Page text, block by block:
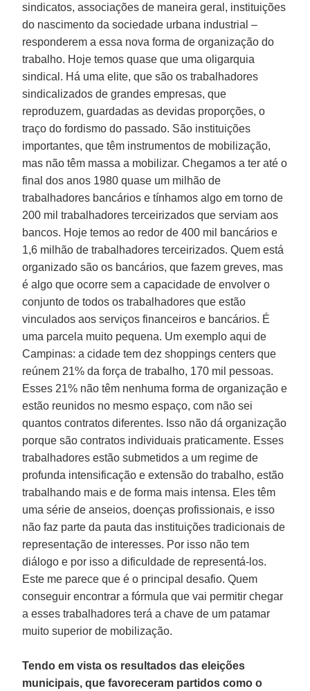
sindicatos, associações de maneira geral, instituições
do nascimento da sociedade urbana industrial –
responderem a essa nova forma de organização do
trabalho. Hoje temos quase que uma oligarquia
sindical. Há uma elite, que são os trabalhadores
sindicalizados de grandes empresas, que
reproduzem, guardadas as devidas proporções, o
traço do fordismo do passado. São instituições
importantes, que têm instrumentos de mobilização,
mas não têm massa a mobilizar. Chegamos a ter até o
final dos anos 1980 quase um milhão de
trabalhadores bancários e tínhamos algo em torno de
200 mil trabalhadores terceirizados que serviam aos
bancos. Hoje temos ao redor de 400 mil bancários e
1,6 milhão de trabalhadores terceirizados. Quem está
organizado são os bancários, que fazem greves, mas
é algo que ocorre sem a capacidade de envolver o
conjunto de todos os trabalhadores que estão
vinculados aos serviços financeiros e bancários. É
uma parcela muito pequena. Um exemplo aqui de
Campinas: a cidade tem dez shoppings centers que
reúnem 21% da força de trabalho, 170 mil pessoas.
Esses 21% não têm nenhuma forma de organização e
estão reunidos no mesmo espaço, com não sei
quantos contratos diferentes. Isso não dá organização
porque são contratos individuais praticamente. Esses
trabalhadores estão submetidos a um regime de
profunda intensificação e extensão do trabalho, estão
trabalhando mais e de forma mais intensa. Eles têm
uma série de anseios, doenças profissionais, e isso
não faz parte da pauta das instituições tradicionais de
representação de interesses. Por isso não tem
diálogo e por isso a dificuldade de representá-los.
Este me parece que é o principal desafio. Quem
conseguir encontrar a fórmula que vai permitir chegar
a esses trabalhadores terá a chave de um patamar
muito superior de mobilização.
Tendo em vista os resultados das eleições
municipais, que favoreceram partidos como o